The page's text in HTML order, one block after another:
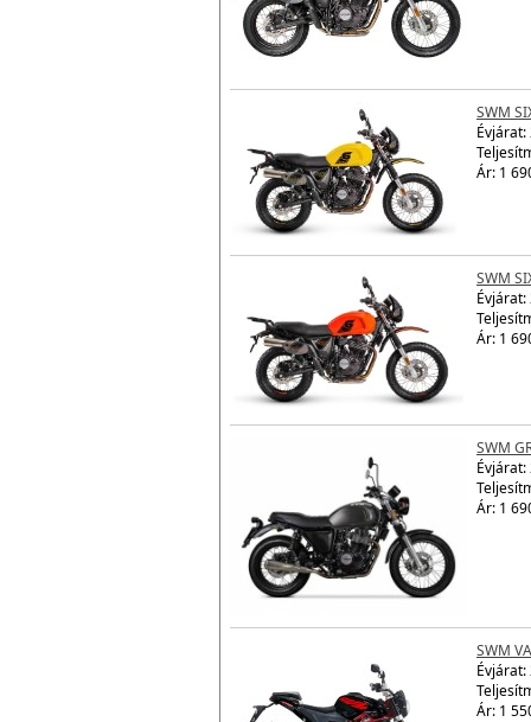
SWM
Évjárat:
Ár: 1
SWM
Évjárat:
Ár: 1
SWM
Évjárat:
Ár: 1
SWM
Évjárat:
Ár: 1